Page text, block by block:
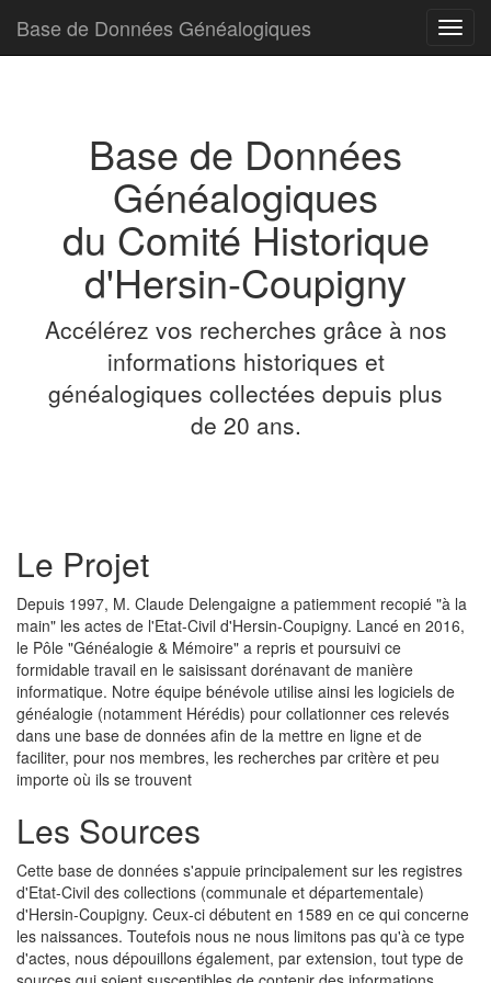
Base de Données Généalogiques
Base de Données
Généalogiques
du Comité Historique
d'Hersin-Coupigny
Accélérez vos recherches grâce à nos
informations historiques et
généalogiques collectées depuis plus
de 20 ans.
Le Projet
Depuis 1997, M. Claude Delengaigne a patiemment recopié "à la
main" les actes de l'Etat-Civil d'Hersin-Coupigny. Lancé en 2016,
le Pôle "Généalogie & Mémoire" a repris et poursuivi ce
formidable travail en le saisissant dorénavant de manière
informatique. Notre équipe bénévole utilise ainsi les logiciels de
généalogie (notamment Hérédis) pour collationner ces relevés
dans une base de données afin de la mettre en ligne et de
faciliter, pour nos membres, les recherches par critère et peu
importe où ils se trouvent
Les Sources
Cette base de données s'appuie principalement sur les registres
d'Etat-Civil des collections (communale et départementale)
d'Hersin-Coupigny. Ceux-ci débutent en 1589 en ce qui concerne
les naissances. Toutefois nous ne nous limitons pas qu'à ce type
d'actes, nous dépouillons également, par extension, tout type de